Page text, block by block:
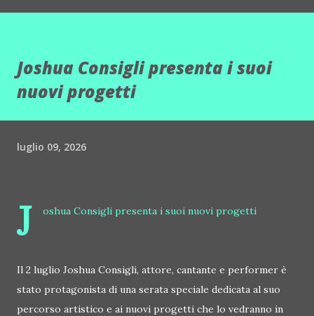
Joshua Consigli presenta i suoi
nuovi progetti
luglio 09, 2026
J oshua Consigli presenta i suoi nuovi progetti
Il 2 luglio Joshua Consigli, attore, cantante e performer è
stato protagonista di una serata speciale dedicata al suo
percorso artistico e ai nuovi progetti che lo vedranno in